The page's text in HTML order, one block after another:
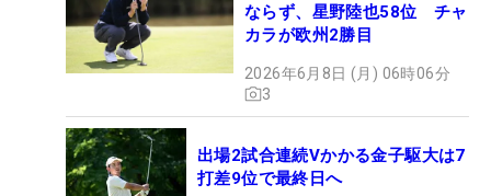
ならず、星野陸也58位 チャ
カラが欧州2勝目
2026年6月8日 (月) 06時06分
3
出場2試合連続Vかかる金子駆大は7
打差9位で最終日へ